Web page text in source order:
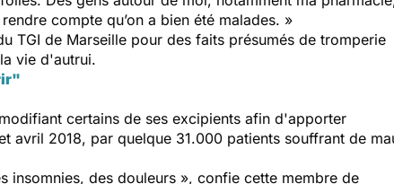
compte qu’on a bien été malades. »
TGI de Marseille pour des faits présumés de tromperie
vie d'autrui.
certains de ses excipients afin d'apporter
avril 2018, par quelque 31.000 patients souffrant de
insomnies, des douleurs », confie cette membre de